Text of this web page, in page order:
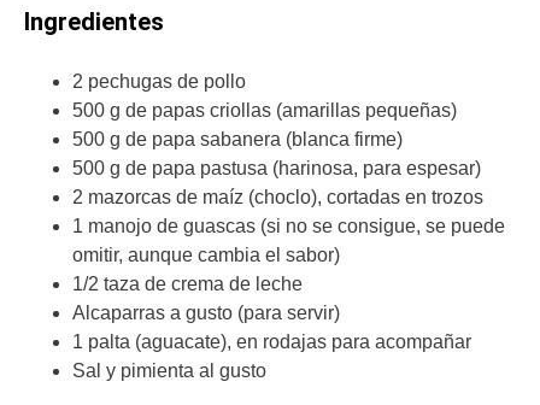
Ingredientes
2 pechugas de pollo
500 g de papas criollas (amarillas pequeñas)
500 g de papa sabanera (blanca firme)
500 g de papa pastusa (harinosa, para espesar)
2 mazorcas de maíz (choclo), cortadas en trozos
1 manojo de guascas (si no se consigue, se puede
omitir, aunque cambia el sabor)
1/2 taza de crema de leche
Alcaparras a gusto (para servir)
1 palta (aguacate), en rodajas para acompañar
Sal y pimienta al gusto